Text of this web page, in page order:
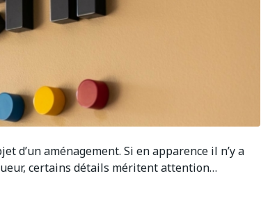
d’un aménagement. Si en apparence il n’y a
certains détails méritent attention…